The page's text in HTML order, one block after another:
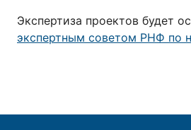
Экспертиза проектов будет
экспертным советом РНФ по